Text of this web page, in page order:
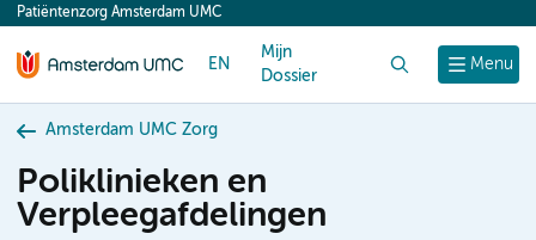
content
Menu
Patiëntenzorg Amsterdam UMC
EN
Mijn
Dossier
Amsterdam UMC Zorg
Poliklinieken en
Verpleegafdelingen